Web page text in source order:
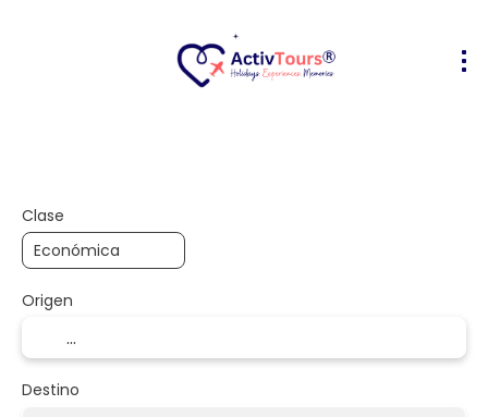
Clase
Origen
Destino